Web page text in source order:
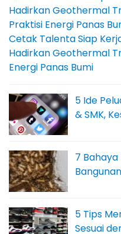
Cetak Talenta Siap
Hadirkan Geothermal
Energi Panas Bumi
5 Ide
& SMK,
7
5 Tips
Sesuai